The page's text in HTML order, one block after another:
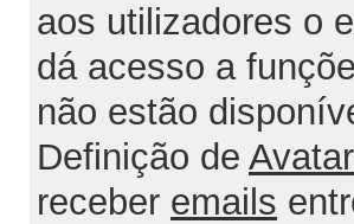
aos utilizadores o
dá acesso a
não estão
Definição de
receber emails